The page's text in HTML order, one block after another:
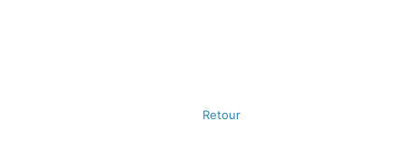
Retour